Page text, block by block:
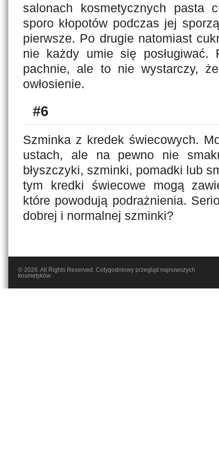
salonach kosmetycznych pasta
sporo kłopotów podczas jej
pierwsze. Po drugie natomiast
nie każdy umie się posługiwać.
pachnie, ale to nie wystarczy,
owłosienie.
#6
Szminka z kredek świecowych.
ustach, ale na pewno nie
błyszczyki, szminki, pomadki lub
tym kredki świecowe mogą
które powodują podrażnienia.
dobrej i normalnej szminki?
© 2026. All Rights Reserved. Cotygodniowy przegląd najnowszych
kosmetyków